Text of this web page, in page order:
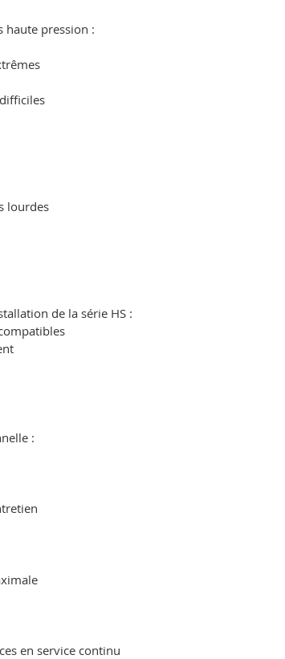
haute pression :
lourdes
de la série HS :
:
en service continu